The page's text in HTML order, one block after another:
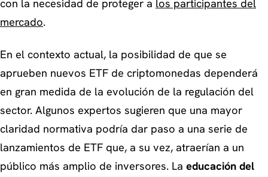
con la necesidad de proteger a los participantes del
mercado.
En el contexto actual, la posibilidad de que se
aprueben nuevos ETF de criptomonedas dependerá
en gran medida de la evolución de la regulación del
sector. Algunos expertos sugieren que una mayor
claridad normativa podría dar paso a una serie de
lanzamientos de ETF que, a su vez, atraerían a un
público más amplio de inversores. La educación del